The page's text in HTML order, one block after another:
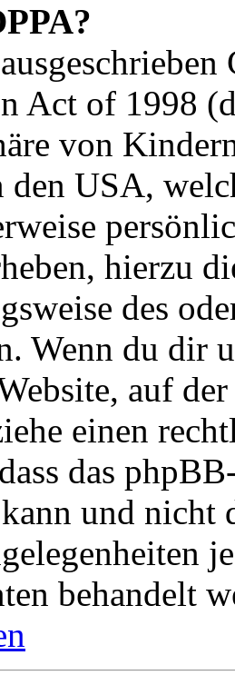
Act of 1998
von
den USA,
hierzu
des
Wenn du dir
auf
einen
das
und nicht
behandelt